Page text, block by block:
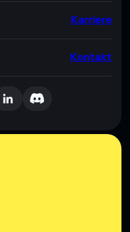
Karriere
Kontakt